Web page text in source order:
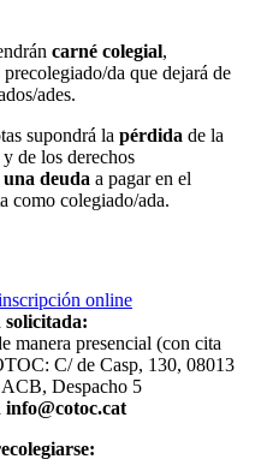
carné colegial,
da que dejará de
ades.
supondrá la pérdida de la
y de los derechos
deuda a pagar en el
como colegiado/ada.
online
solicitada:
manera presencial (con cita
C/ de Casp, 130, 08013
Despacho 5
info@cotoc.cat